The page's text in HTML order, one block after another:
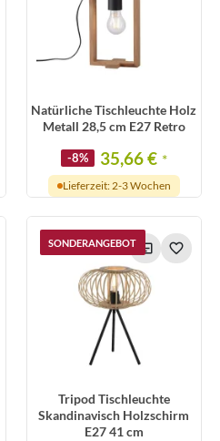
Natürliche Tischleuchte Holz
Metall 28,5 cm E27 Retro
-8% 35,66 € *
Lieferzeit: 2-3 Wochen
SONDERANGEBOT
Tripod Tischleuchte
Skandinavisch Holzschirm
E27 41 cm